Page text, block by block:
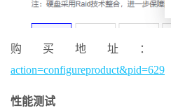
购买地址：
action=configureproduct&pid=629
性能测试